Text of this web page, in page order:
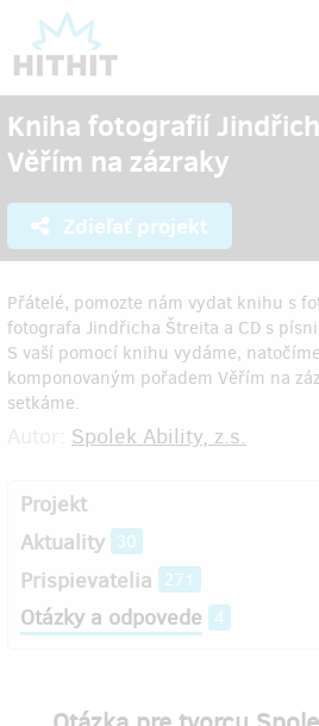
Kniha fotografií
Věřím na zázraky
Zdieľať projekt
Přátelé, pomozte nám vydat knihu s
fotografa Jindřicha Štreita a CD s
S vaší pomocí knihu vydáme,
komponovaným pořadem Věřím na
setkáme.
Spolek Ability, z.s.
Projekt
Aktuality 30
Prispievatelia 271
Otázky a odpovede 4